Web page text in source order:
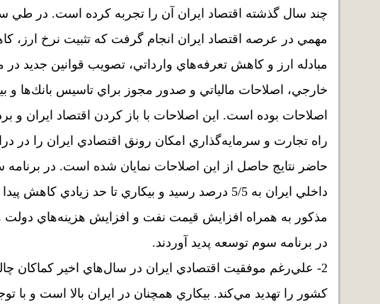
مهمي در عرصه اقتصاد ايران انجام گرفت كه تثبيت نرخ
مبادله ارز و كاهش تعرفه‌هاي وارداتي، تصويب قوانين جديد
خارجي، اصلاحات مالياتي و صدور مجوز براي تاسيس بانك‌ها
اصلاحات بوده است. اين اصلاحات با باز كردن اقتصاد ايران و
راه تجارت و سرمايه‌گذاري امكان رونق اقتصادي ايران را در
حاضر نتايج حاصل از اين اصلاحات نمايان شده است. در
داخلي ايران به 5/5 درصد رسيد و بيكاري تا حد زيادي
مذكور به همراه افزايش قيمت نفت و افزايش هزينه‌هاي دولت
در برنامه سوم توسعه پديد آوردند.
2- علي‌رغم موفقيت اقتصادي ايران در سال‌هاي اخير كماكان
كشور را تهديد مي‌كند. بيكاري همچنان در ايران بالا است و با